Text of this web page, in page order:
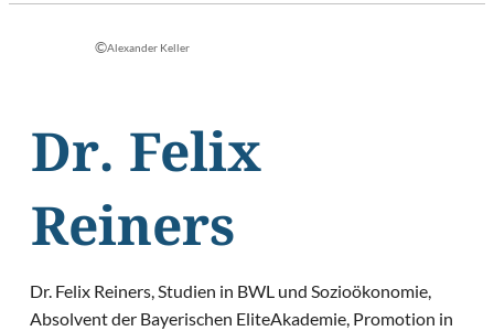
©Alexander Keller
Dr. Felix
Reiners
Dr. Felix Reiners, Studien in BWL und Sozioökonomie,
Absolvent der Bayerischen EliteAkademie, Promotion in